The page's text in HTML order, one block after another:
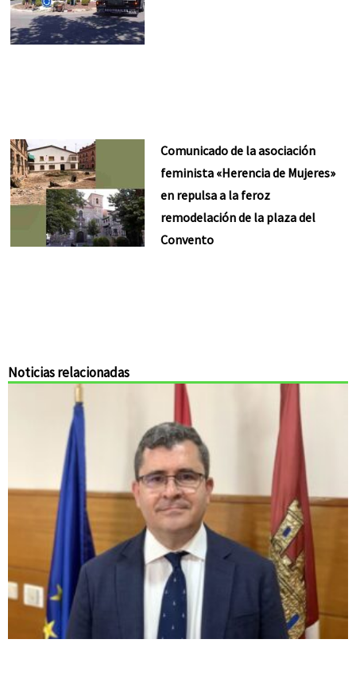
Comunicado de la asociación
feminista «Herencia de Mujeres»
en repulsa a la feroz
remodelación de la plaza del
Convento
Noticias relacionadas